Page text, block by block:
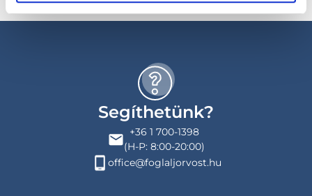
Segíthetünk?
+36 1 700-1398
(H-P: 8:00-20:00)
office@foglaljorvost.hu